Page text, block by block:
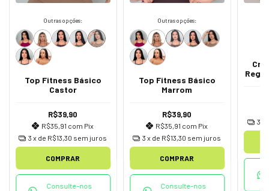
Outras opções:
Top Fitness Básico
Castor
R$39,90
R$35,91 com Pix
3 x de R$13,30 sem juros
COMPRAR
Consulte-nos
Outras opções:
Top Fitness Básico
Marrom
R$39,90
R$35,91 com Pix
3 x de R$13,30 sem juros
COMPRAR
Consulte-nos
3